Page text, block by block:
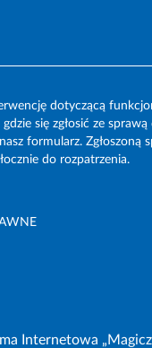
dotyczącą
się zgłosić ze
formularz. Zgłoszoną
do rozpatrzenia.
Internetowa